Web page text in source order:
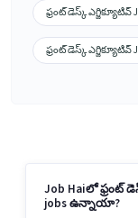
ఫ్రంట్ డెస్క్ ఎగ్జిక్యూటివ్
ఫ్రంట్ డెస్క్ ఎగ్జిక్యూటివ్
Job Haiలో ఫ్రంట్
jobs ఉన్నాయా?